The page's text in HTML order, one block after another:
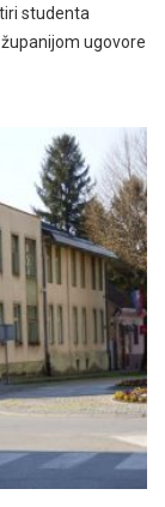
studenta
ugovore